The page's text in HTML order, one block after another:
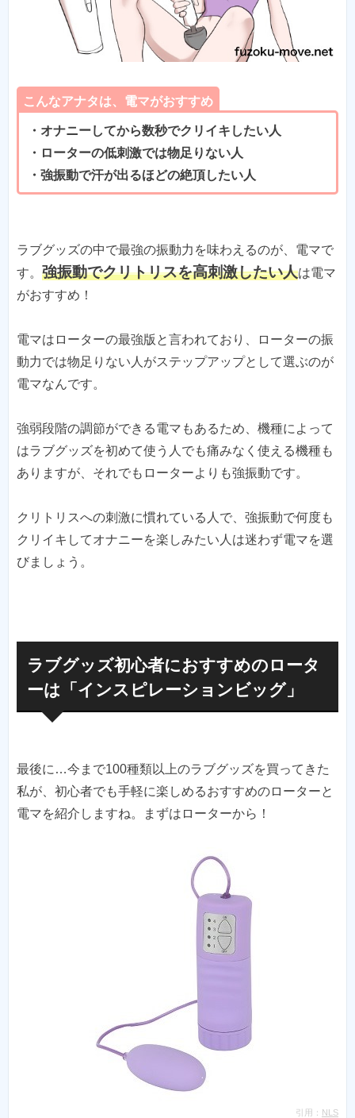
こんなアナタは、電マがおすすめ
・オナニーしてから数秒でクリイキしたい人
・ローターの低刺激では物足りない人
・強振動で汗が出るほどの絶頂したい人
ラブグッズの中で最強の振動力を味わえるのが、電マで
す。 強振動でクリトリスを高刺激したい人は電マ
がおすすめ！
電マはローターの最強版と言われており、ローターの振
動力では物足りない人がステップアップとして選ぶのが
電マなんです。
強弱段階の調節ができる電マもあるため、機種によって
はラブグッズを初めて使う人でも痛みなく使える機種も
ありますが、それでもローターよりも強振動です。
クリトリスへの刺激に慣れている人で、強振動で何度も
クリイキしてオナニーを楽しみたい人は迷わず電マを選
びましょう。
ラブグッズ初心者におすすめのロータ
ーは「インスピレーションビッグ」
最後に…今まで100種類以上のラブグッズを買ってきた
私が、初心者でも手軽に楽しめるおすすめのローターと
電マを紹介しますね。まずはローターから！
引用： NLS